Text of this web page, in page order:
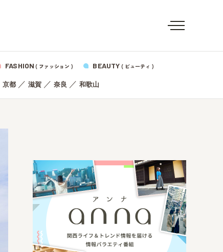
FASHION ( ファッション ) BEAUTY ( ビューティ )
京都／ 滋賀／ 奈良 ／ 和歌山